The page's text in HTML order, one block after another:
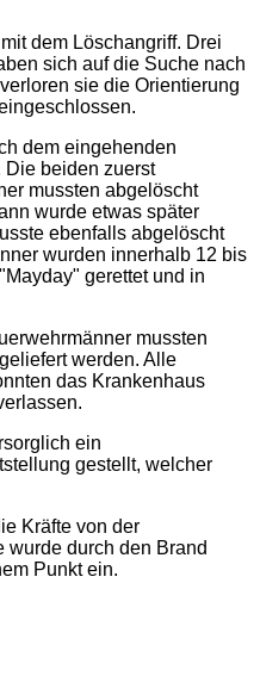
dem Löschangriff. Drei
sich auf die Suche nach
sie die Orientierung
dem eingehenden
Die beiden zuerst
mussten abgelöscht
wurde etwas später
ebenfalls abgelöscht
wurden innerhalb 12 bis
gerettet und in
mussten
werden. Alle
das Krankenhaus
ein
gestellt, welcher
Kräfte von der
wurde durch den Brand
Punkt ein.